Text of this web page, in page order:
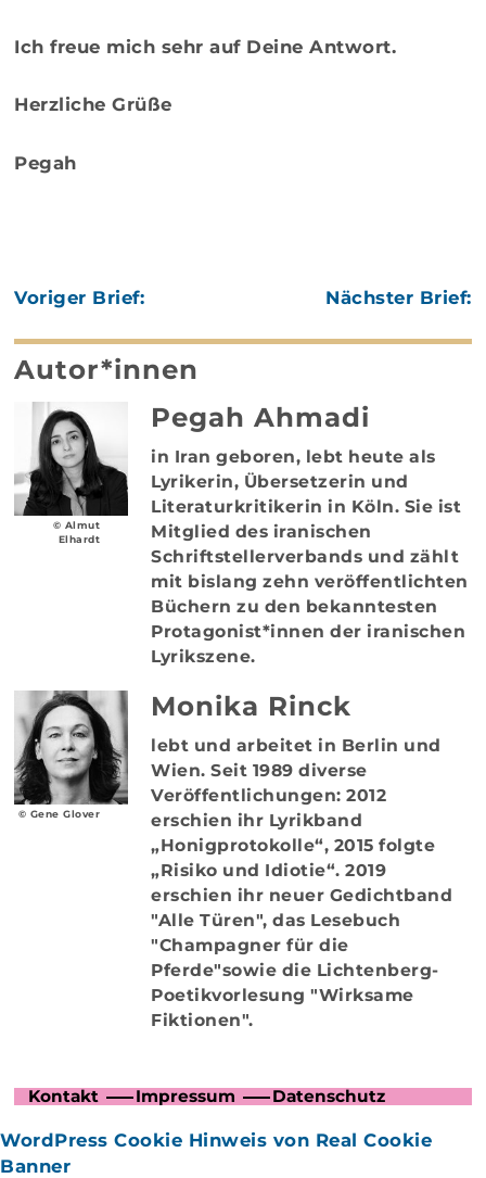
Ich freue mich sehr auf Deine Antwort.
Herzliche Grüße
Pegah
Voriger Brief: Nächster Brief:
Autor*innen
© Almut
Elhardt
Pegah Ahmadi
in Iran geboren, lebt heute als
Lyrikerin, Übersetzerin und
Literaturkritikerin in Köln. Sie ist
Mitglied des iranischen
Schriftstellerverbands und zählt
mit bislang zehn veröffentlichten
Büchern zu den bekanntesten
Protagonist*innen der iranischen
Lyrikszene.
© Gene Glover
Monika Rinck
lebt und arbeitet in Berlin und
Wien. Seit 1989 diverse
Veröffentlichungen: 2012
erschien ihr Lyrikband
„Honigprotokolle“, 2015 folgte
„Risiko und Idiotie“. 2019
erschien ihr neuer Gedichtband
"Alle Türen", das Lesebuch
"Champagner für die
Pferde"sowie die Lichtenberg-
Poetikvorlesung "Wirksame
Fiktionen".
Kontakt Impressum Datenschutz
WordPress Cookie Hinweis von Real Cookie
Banner